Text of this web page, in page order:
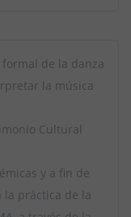
de la danza
la música
Cultural
y a fin de
práctica de la